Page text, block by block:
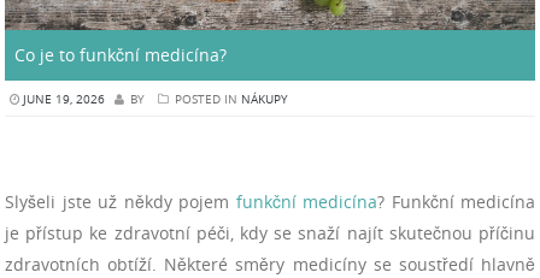
Co je to funkční medicína?
JUNE 19, 2026 BY POSTED IN NÁKUPY
Slyšeli jste už někdy pojem funkční medicína? Funkční medicína
je přístup ke zdravotní péči, kdy se snaží najít skutečnou příčinu
zdravotních obtíží. Některé směry medicíny se soustředí hlavně